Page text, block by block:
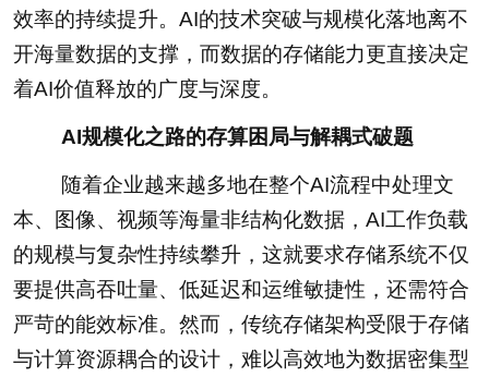
效率的持续提升。AI的技术突破与规模化落地离不
开海量数据的支撑，而数据的存储能力更直接决定
着AI价值释放的广度与深度。
AI规模化之路的存算困局与解耦式破题
随着企业越来越多地在整个AI流程中处理文
本、图像、视频等海量非结构化数据，AI工作负载
的规模与复杂性持续攀升，这就要求存储系统不仅
要提供高吞吐量、低延迟和运维敏捷性，还需符合
严苛的能效标准。然而，传统存储架构受限于存储
与计算资源耦合的设计，难以高效地为数据密集型